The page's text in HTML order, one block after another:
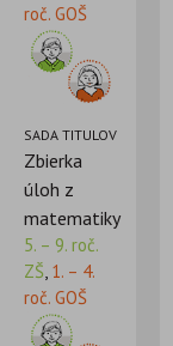
roč. GOŠ
SADA TITULOV
Zbierka
úloh z
matematiky
5. – 9. roč.
ZŠ, 1. – 4.
roč. GOŠ